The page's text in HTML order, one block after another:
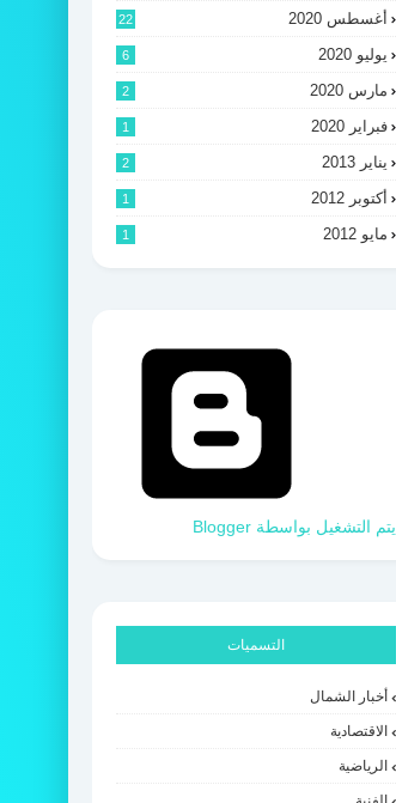
أغسطس 2020 22
يوليو 2020 6
مارس 2020 2
فبراير 2020 1
يناير 2013 2
أكتوبر 2012 1
مايو 2012 1
‏يتم التشغيل بواسطة Blogger
التسميات
أخبار الشمال
الاقتصادية
الرياضية